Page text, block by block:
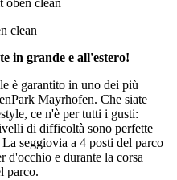
in grande e all'estero!
è garantito in uno dei più
Mayrhofen. Che siate
ce n'è per tutti i gusti:
di difficoltà sono perfette
seggiovia a 4 posti del parco
d'occhio e durante la corsa
parco.